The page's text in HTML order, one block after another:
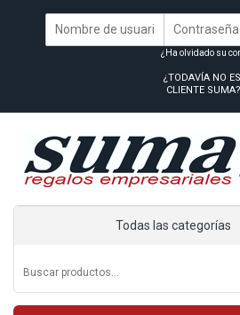
¿Ha olvidado su
¿TODAVÍA NO ES
CLIENTE SUMA?
Todas las categorías